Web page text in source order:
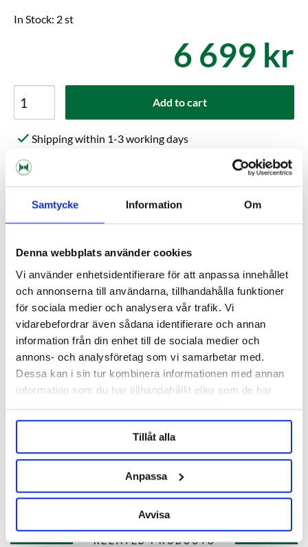
Samtycke Information Om
Denna webbplats använder cookies
Vi använder enhetsidentifierare för att anpassa innehållet
och annonserna till användarna, tillhandahålla funktioner
för sociala medier och analysera vår trafik. Vi
vidarebefordrar även sådana identifierare och annan
information från din enhet till de sociala medier och
annons- och analysföretag som vi samarbetar med.
Dessa kan i sin tur kombinera informationen med annan
information som du har tillhandahållit eller som de har
samlat in när du har använt deras tjänster.
Tillåt alla
Anpassa
Avvisa
In Stock: 2 st
6 699 kr
Add to cart
Shipping within 1-3 working days
Choose Expressorder in the checkout for extra fast
order processing
Kundrecensioner
Help others choose right. Be the first to write a review!
Write a review, click HERE!
Description
Specification
RELATED PRODUCTS